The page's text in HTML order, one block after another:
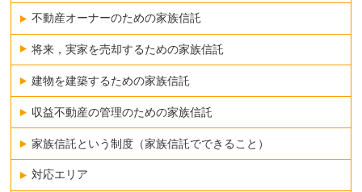
不動産オーナーのための家族信託
将来，実家を売却するための家族信託
建物を建築するための家族信託
収益不動産の管理のための家族信託
家族信託という制度（家族信託でできること）
対応エリア